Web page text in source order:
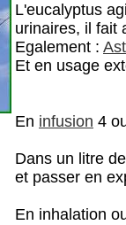
L'eucalyptus
urinaires, il fait
Egalement :
Et en usage
En infusion 4
Dans un litre
et passer en
En inhalation